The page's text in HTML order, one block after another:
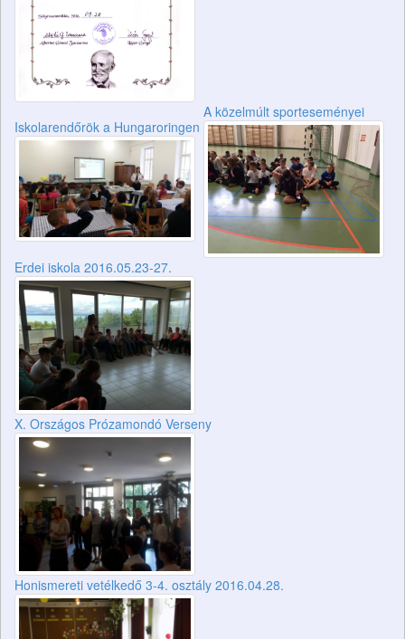
Iskolarendőrök a Hungaroringen
A közelmúlt sporteseményei
Erdei iskola 2016.05.23-27.
X. Országos Prózamondó Verseny
Honismereti vetélkedő 3-4. osztály 2016.04.28.